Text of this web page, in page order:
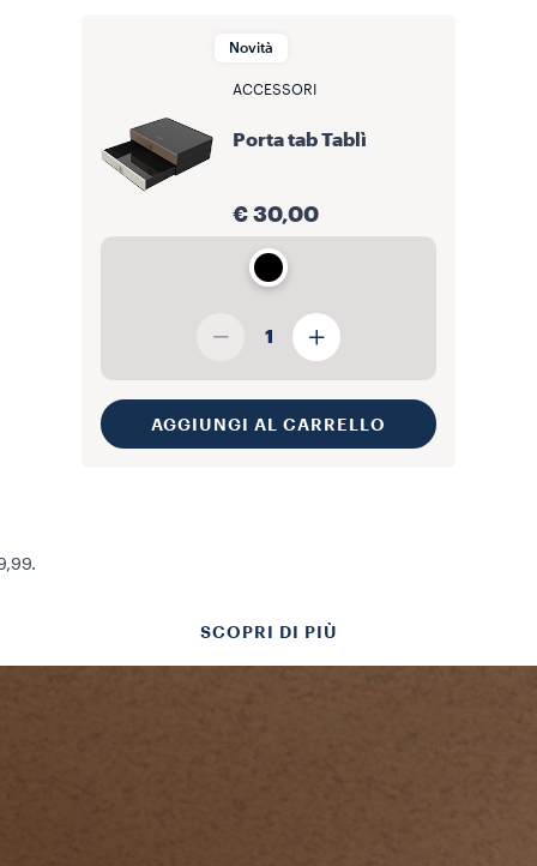
Novità
ACCESSORI
Porta tab Tablì
€ 30,00
1
AGGIUNGI AL CARRELLO
SCOPRI DI PIÙ